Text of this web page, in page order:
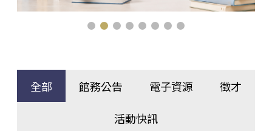
全部 館務公告 電子資源 徵才
活動快訊